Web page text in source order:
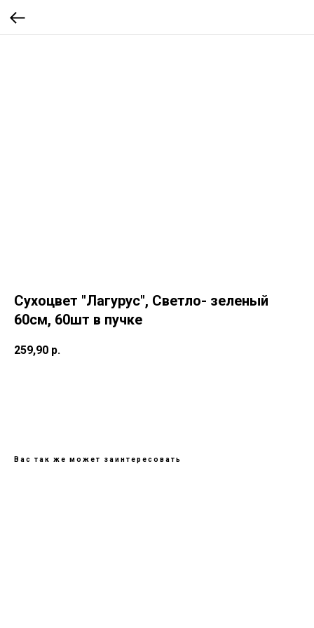
Сухоцвет "Лагурус", Светло- зеленый
60см, 60шт в пучке
259,90 р.
Вас так же может заинтересовать